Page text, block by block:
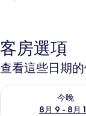
客房選項
查看這些日期
今晚
8月 9 - 8月
查看今晚 (8月 9 - 8